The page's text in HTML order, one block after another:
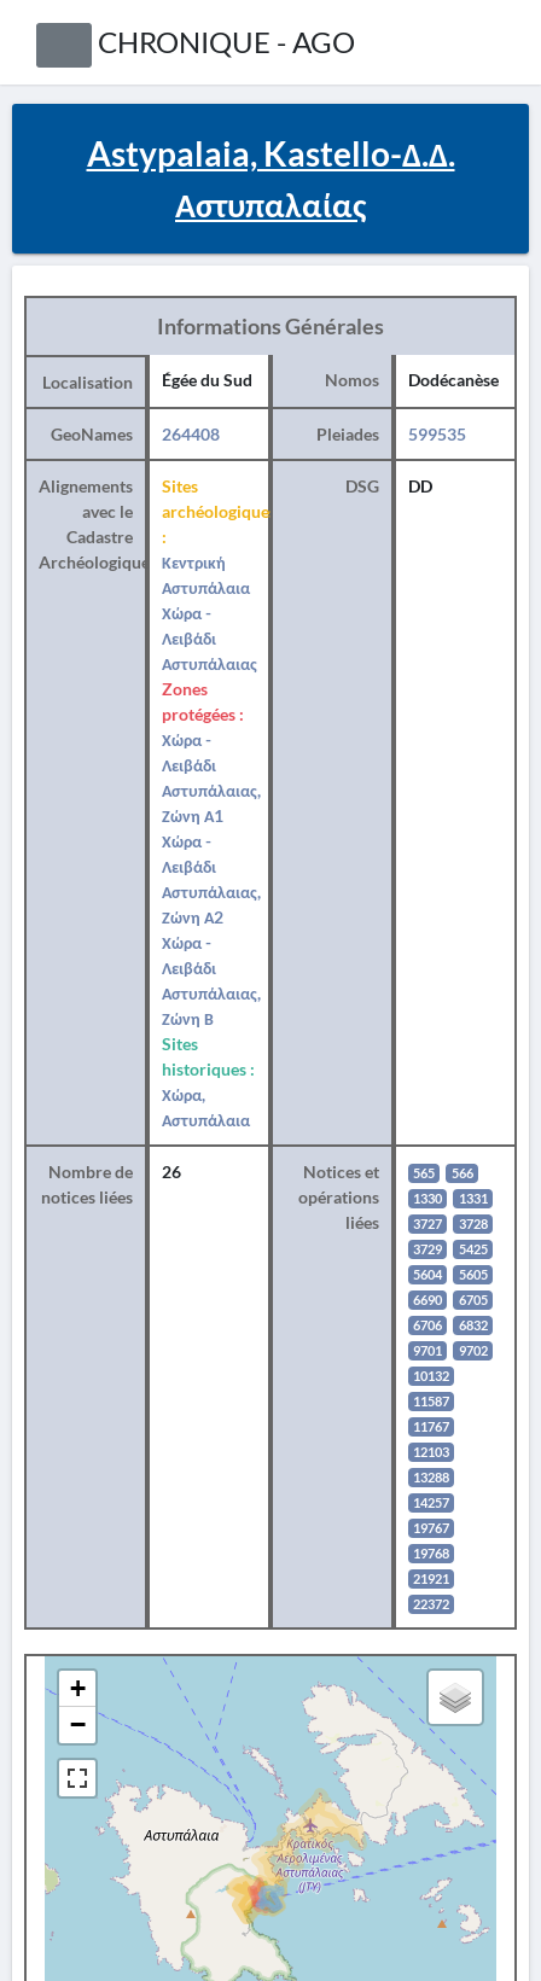
CHRONIQUE - AGO
Astypalaia, Kastello-Δ.Δ.
Αστυπαλαίας
Informations Générales
Localisation Égée du Sud Nomos Dodécanèse
GeoNames 264408 Pleiades 599535
Alignements
avec le
Cadastre
Archéologique
Sites
archéologiques
:
Κεντρική
Αστυπάλαια
Χώρα -
Λειβάδι
Αστυπάλαιας
Zones
protégées :
Χώρα -
Λειβάδι
Αστυπάλαιας,
Ζώνη Α1
Χώρα -
Λειβάδι
Αστυπάλαιας,
Ζώνη Α2
Χώρα -
Λειβάδι
Αστυπάλαιας,
Ζώνη Β
Sites
historiques :
Χώρα,
Αστυπάλαια
DSG DD
Nombre de
notices liées
26
Notices et
opérations
liées
565
566
1330
1331
3727
3728
3729
5425
5604
5605
6690
6705
6706
6832
9701
9702
10132
11587
11767
12103
13288
14257
19767
19768
21921
22372
+
−